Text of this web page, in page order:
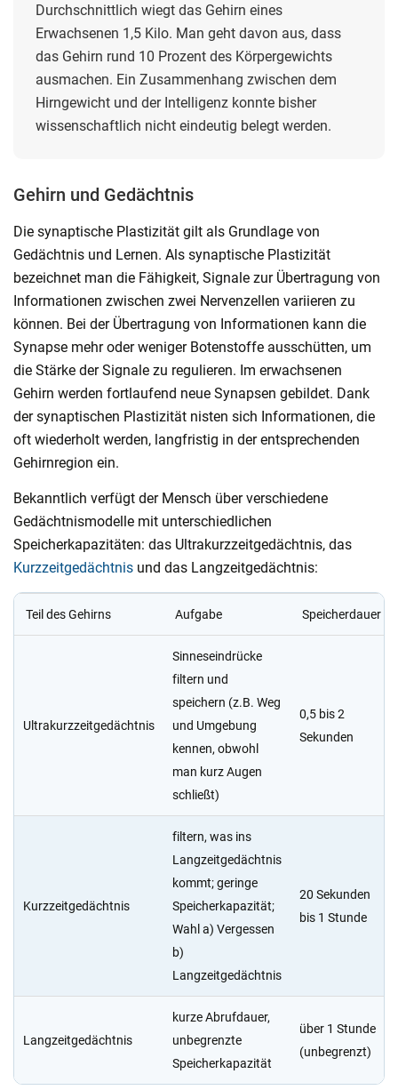
Durchschnittlich wiegt das Gehirn eines
Erwachsenen 1,5 Kilo. Man geht davon aus, dass
das Gehirn rund 10 Prozent des Körpergewichts
ausmachen. Ein Zusammenhang zwischen dem
Hirngewicht und der Intelligenz konnte bisher
wissenschaftlich nicht eindeutig belegt werden.
Gehirn und Gedächtnis
Die synaptische Plastizität gilt als Grundlage von
Gedächtnis und Lernen. Als synaptische Plastizität
bezeichnet man die Fähigkeit, Signale zur Übertragung von
Informationen zwischen zwei Nervenzellen variieren zu
können. Bei der Übertragung von Informationen kann die
Synapse mehr oder weniger Botenstoffe ausschütten, um
die Stärke der Signale zu regulieren. Im erwachsenen
Gehirn werden fortlaufend neue Synapsen gebildet. Dank
der synaptischen Plastizität nisten sich Informationen, die
oft wiederholt werden, langfristig in der entsprechenden
Gehirnregion ein.
Bekanntlich verfügt der Mensch über verschiedene
Gedächtnismodelle mit unterschiedlichen
Speicherkapazitäten: das Ultrakurzzeitgedächtnis, das
Kurzzeitgedächtnis und das Langzeitgedächtnis:
Teil des Gehirns Aufgabe Speicherdauer
Ultrakurzzeitgedächtnis
Sinneseindrücke
filtern und
speichern (z.B. Weg
und Umgebung
kennen, obwohl
man kurz Augen
schließt)
0,5 bis 2
Sekunden
Kurzzeitgedächtnis
filtern, was ins
Langzeitgedächtnis
kommt; geringe
Speicherkapazität;
Wahl a) Vergessen
b)
Langzeitgedächtnis
20 Sekunden
bis 1 Stunde
Langzeitgedächtnis
kurze Abrufdauer,
unbegrenzte
Speicherkapazität
über 1 Stunde
(unbegrenzt)